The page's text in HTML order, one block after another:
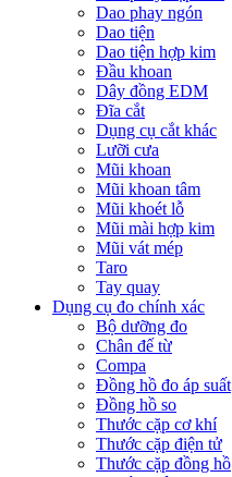
Dao phay ngón
Dao tiện
Dao tiện hợp kim
Đầu khoan
Dây đồng EDM
Đĩa cắt
Dụng cụ cắt khác
Lưỡi cưa
Mũi khoan
Mũi khoan tâm
Mũi khoét lỗ
Mũi mài hợp kim
Mũi vát mép
Taro
Tay quay
Dụng cụ đo chính xác
Bộ dưỡng đo
Chân đế từ
Compa
Đồng hồ đo áp suất
Đồng hồ so
Thước cặp cơ khí
Thước cặp điện tử
Thước cặp đồng hồ